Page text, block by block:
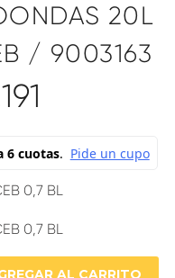
20L
/ 9003163
0,7 BL
0,7 BL
AL CARRITO